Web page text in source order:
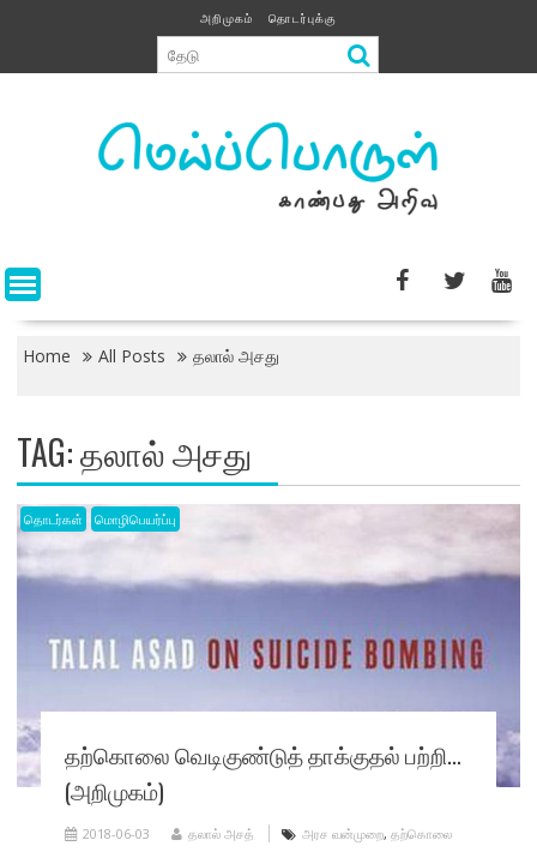
content
அறிமுகம் தொடர்புக்கு
Home All Posts தலால் அசது
TAG:தலால் அசது
தொடர்கள் மொழிபெயர்ப்பு
தற்கொலை வெடிகுண்டுத் தாக்குதல் பற்றி…
(அறிமுகம்)
2018-06-03 தலால் அசத் அரச வன்முறை, தற்கொலை